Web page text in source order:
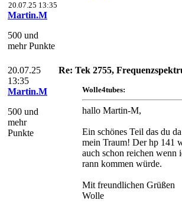
20.07.25 13:35
Martin.M
500 und
mehr Punkte
20.07.25
13:35
Martin.M
500 und
mehr
Punkte
Re: Tek 2755,
Wolle4tubes:
hallo Martin-M,
Ein schönes Teil das du
mein Traum! Der hp 141
auch schon reichen wenn
rann kommen würde.
Mit freundlichen Grüßen
Wolle